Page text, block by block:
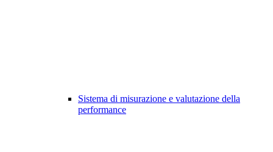
Sistema di misurazione e valutazione della
performance